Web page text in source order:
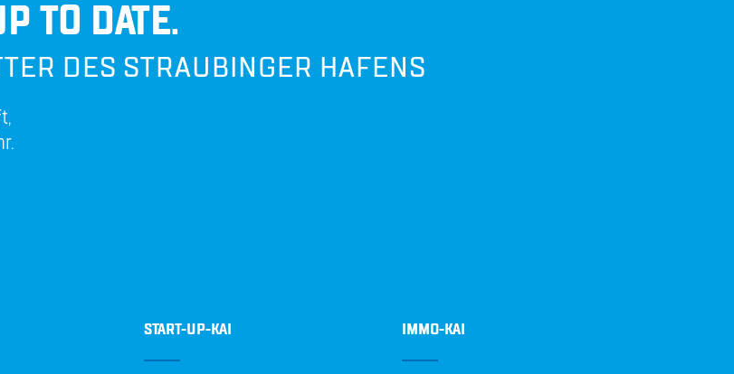
TO DATE.
DES STRAUBINGER HAFENS
START-UP-KAI IMMO-KAI